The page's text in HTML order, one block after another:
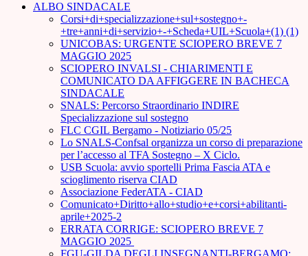
ALBO SINDACALE
Corsi+di+specializzazione+sul+sostegno+-
+tre+anni+di+servizio+-+Scheda+UIL+Scuola+(1) (1)
UNICOBAS: URGENTE SCIOPERO BREVE 7
MAGGIO 2025
SCIOPERO INVALSI - CHIARIMENTI E
COMUNICATO DA AFFIGGERE IN BACHECA
SINDACALE
SNALS: Percorso Straordinario INDIRE
Specializzazione sul sostegno
FLC CGIL Bergamo - Notiziario 05/25
Lo SNALS-Confsal organizza un corso di preparazione
per l’accesso al TFA Sostegno – X Ciclo.
USB Scuola: avvio sportelli Prima Fascia ATA e
scioglimento riserva CIAD
Associazione FederATA - CIAD
Comunicato+Diritto+allo+studio+e+corsi+abilitanti-
aprile+2025-2
ERRATA CORRIGE: SCIOPERO BREVE 7
MAGGIO 2025